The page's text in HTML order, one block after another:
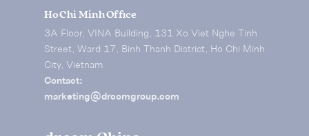
Ho Chi Minh Office
3A Floor, VINA Building, 131 Xo Viet Nghe Tinh
Street, Ward 17, Binh Thanh District, Ho Chi Minh
City, Vietnam
Contact:
marketing@drcomgroup.com